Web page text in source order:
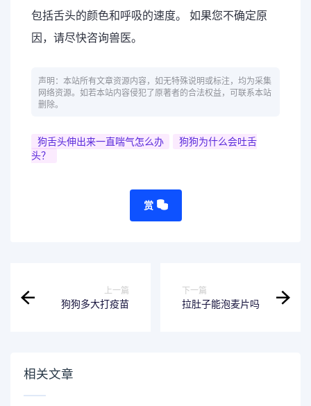
包括舌头的颜色和呼吸的速度。 如果您不确定原
因，请尽快咨询兽医。
声明：本站所有文章资源内容，如无特殊说明或标注，均为采集
网络资源。如若本站内容侵犯了原著者的合法权益，可联系本站
删除。
狗舌头伸出来一直喘气怎么办
狗狗为什么会吐舌
头？
赏
上一篇
狗狗多大打疫苗
下一篇
拉肚子能泡麦片吗
相关文章